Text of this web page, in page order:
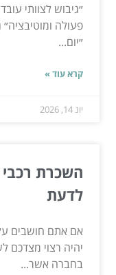
פעולה ומוטיבציה״
״יום...
קרא עוד »
יונ 14, 2026
השכרת
לדעת
אם אתם חושבים
יהיה רצוי מצדכם
בחברה אשר...